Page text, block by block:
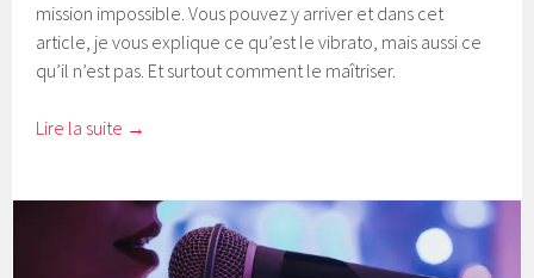
mission impossible. Vous pouvez y arriver et dans cet
article, je vous explique ce qu’est le vibrato, mais aussi ce
qu’il n’est pas. Et surtout comment le maîtriser.
Lire la suite →